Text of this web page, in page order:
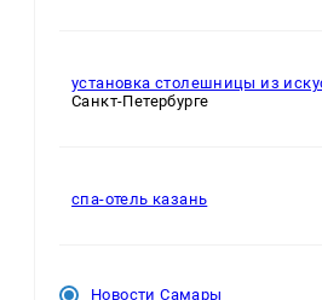
установка столешницы из
Санкт-Петербурге
спа-отель казань
Новости Самары